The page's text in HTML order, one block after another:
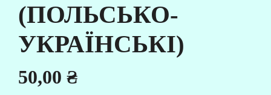
(ПОЛЬСЬКО-
УКРАЇНСЬКІ)
50,00 ₴